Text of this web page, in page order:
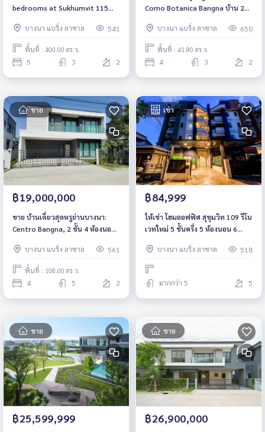
bedrooms at Sukhumvit 115
Fully furnished Ready to move
in Rental 200,000 THB./Month
บางนา แบริ่ง ลาซาล 541
พื้นที่ : 400.00 ตร.ว.
5 3 2
Como Botanica Bangna บ้าน 2
ราคา 7.7 ล้านบาท
บางนา แบริ่ง ลาซาล 650
พื้นที่ : 41.80 ตร.ว.
4 3 2
ขาย
฿19,000,000
ขาย บ้านเดี่ยวสุดหรูย่านบางนา:
Centro Bangna, 2 ชั้น 4 ห้องนอน
ล้านบาทบางนา แบริ่ง ลาซาล 561
พื้นที่ : 108.00 ตร.ว.
4 5 2
เช่า
฿84,999
ให้เช่า โฮมออฟฟิศ สุขุมวิท 109 รีโน
เวทใหม่ 5 ชั้นครึ่ง 5 ห้องนอน 6
บางนา แบริ่ง ลาซาล
518
มากกว่า 5 5
ขาย
฿25,599,999
ขาย
฿26,900,000